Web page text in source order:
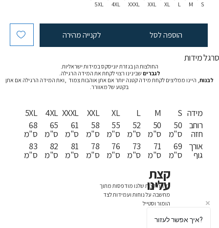
S
M
L
XL
XXL
XXXL
4XL
5XL
הוספה לסל לקנייה מהירה
סרגל מידות
החולצות הן בגזרת יוניסקס במידות ישראליות.
לגברים שבינינו רצוי לקחת את המידה הרגילה.
לבנות, היינו ממליצים לקחת מידה קטנה יותר אם אתן אוהבות צמוד ,ואת המידה הרגילה אם אתן
בקטע של מאוורר.
5XL
68
ס"מ
83
ס"מ
4XL
65
ס"מ
82
ס"מ
XXXL
61
ס"מ
81
ס"מ
XXL
58
ס"מ
78
ס"מ
XL
55
ס"מ
76
ס"מ
L
52
ס"מ
73
ס"מ
M
50
ס"מ
71
ס"מ
S
50
ס"מ
69
ס"מ
מידה
רוחב
חזה
אורך
גוף
כל החולצות שלנו מודפסות מתוך
מחשבה על נוחות ועמידות לצד
הומור וסטייל
קצת
עלינו
איך אפשר לעזור?